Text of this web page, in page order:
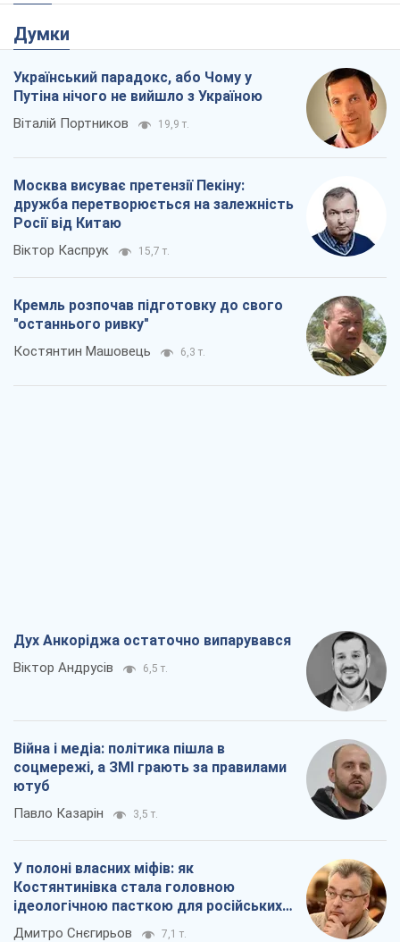
Думки
Український парадокс, або Чому у
Путіна нічого не вийшло з Україною
Віталій Портников 19,9 т.
Москва висуває претензії Пекіну:
дружба перетворюється на залежність
Росії від Китаю
Віктор Каспрук 15,7 т.
Кремль розпочав підготовку до свого
"останнього ривку"
Костянтин Машовець 6,3 т.
Дух Анкоріджа остаточно випарувався
Віктор Андрусів 6,5 т.
Війна і медіа: політика пішла в
соцмережі, а ЗМІ грають за правилами
ютуб
Павло Казарін 3,5 т.
У полоні власних міфів: як
Костянтинівка стала головною
ідеологічною пасткою для російських
окупантів
Дмитро Снєгирьов 7,1 т.